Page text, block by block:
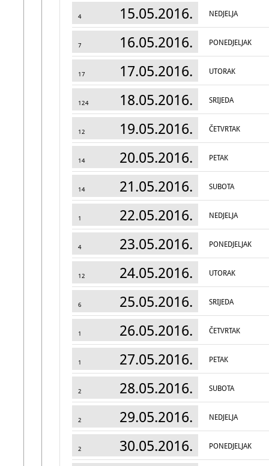
4 15.05.2016. NEDJELJA
7 16.05.2016. PONEDJELJAK
17 17.05.2016. UTORAK
124 18.05.2016. SRIJEDA
12 19.05.2016. ČETVRTAK
14 20.05.2016. PETAK
14 21.05.2016. SUBOTA
1 22.05.2016. NEDJELJA
4 23.05.2016. PONEDJELJAK
12 24.05.2016. UTORAK
6 25.05.2016. SRIJEDA
1 26.05.2016. ČETVRTAK
1 27.05.2016. PETAK
2 28.05.2016. SUBOTA
2 29.05.2016. NEDJELJA
2 30.05.2016. PONEDJELJAK